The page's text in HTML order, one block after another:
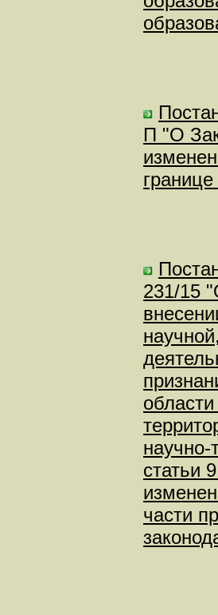
П "О
231/15
научно-
статьи
части